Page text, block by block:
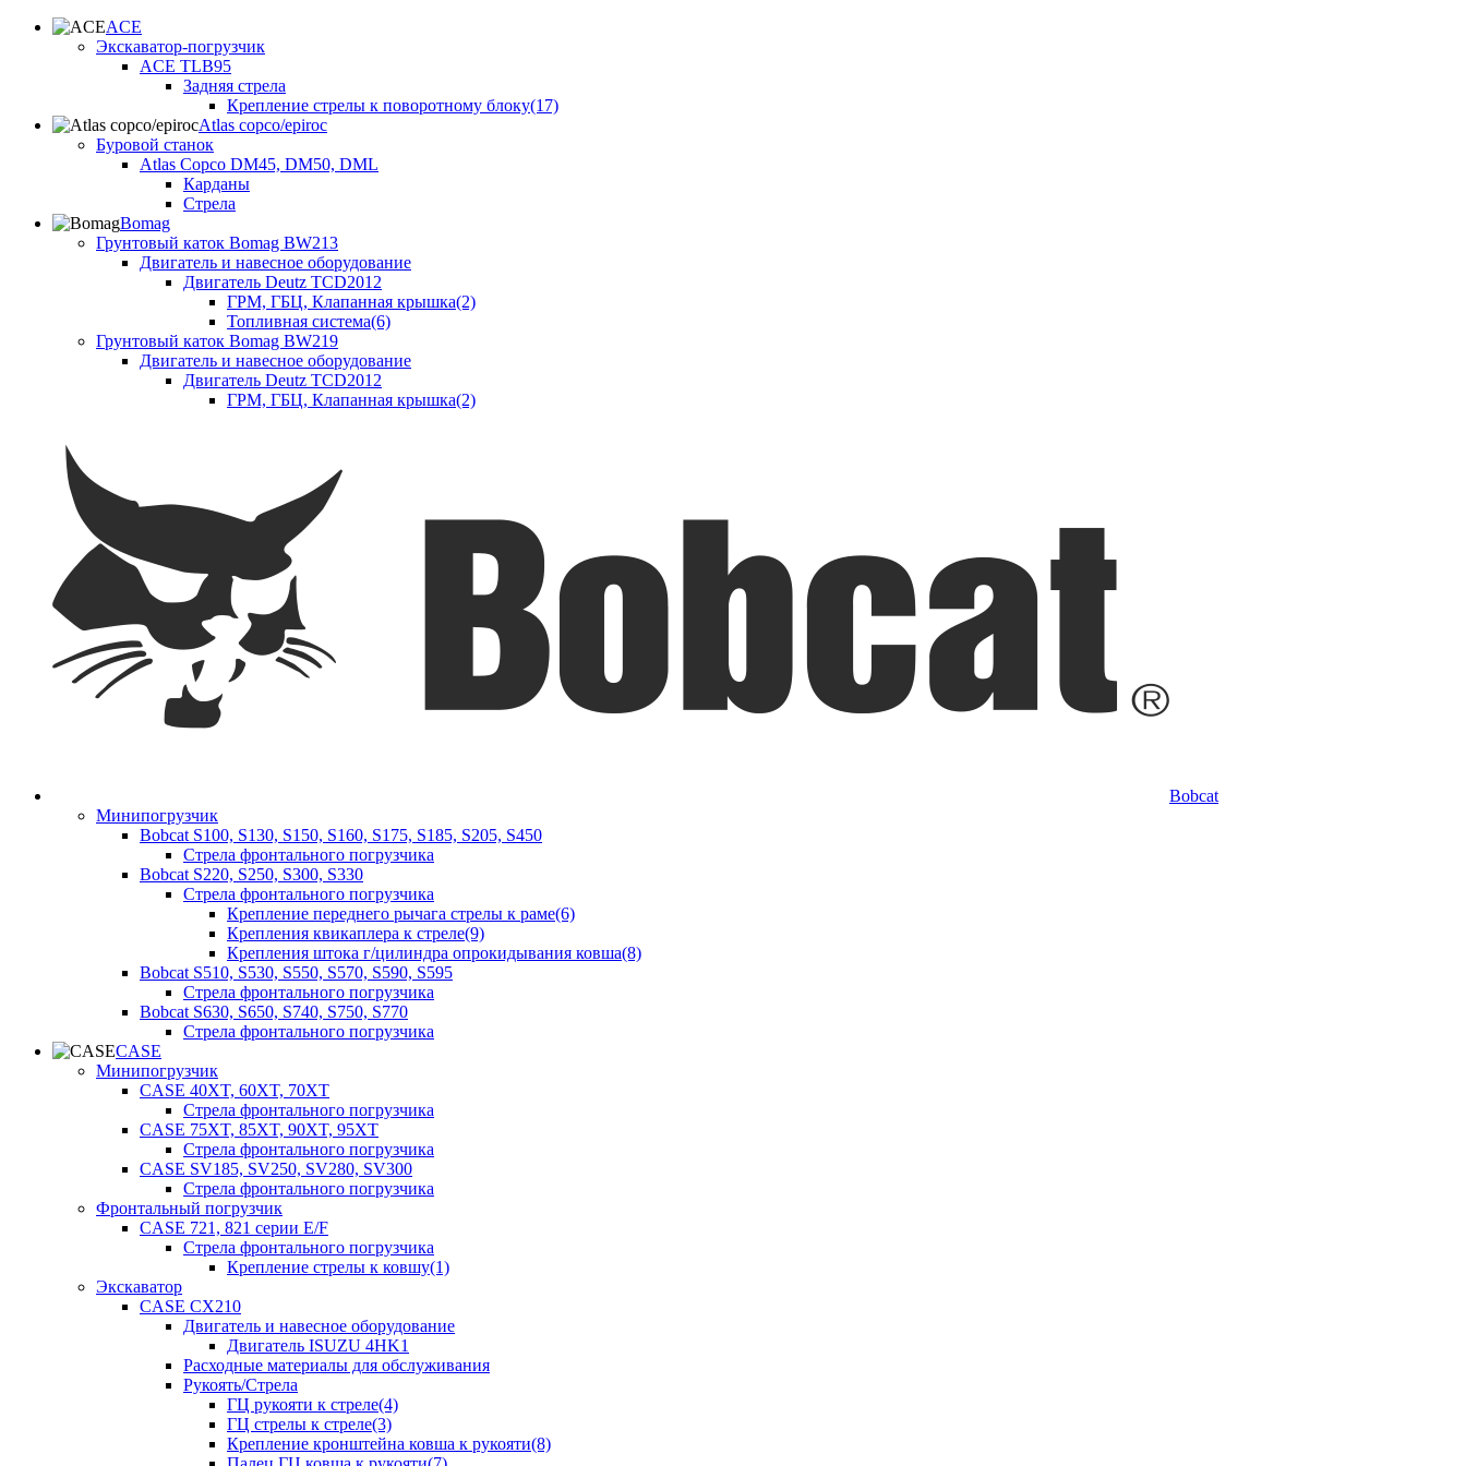
ACE
Экскаватор-погрузчик
ACE TLB95
Задняя стрела
Крепление стрелы к поворотному блоку(17)
Atlas copco/epiroc
Буровой станок
Atlas Copco DM45, DM50, DML
Карданы
Стрела
Bomag
Грунтовый каток Bomag BW213
Двигатель и навесное оборудование
Двигатель Deutz TCD2012
ГРМ, ГБЦ, Клапанная крышка(2)
Топливная система(6)
Грунтовый каток Bomag BW219
Двигатель и навесное оборудование
Двигатель Deutz TCD2012
ГРМ, ГБЦ, Клапанная крышка(2)
Bobcat
Минипогрузчик
Bobcat S100, S130, S150, S160, S175, S185, S205, S450
Стрела фронтального погрузчика
Bobcat S220, S250, S300, S330
Стрела фронтального погрузчика
Крепление переднего рычага стрелы к раме(6)
Крепления квикаплера к стреле(9)
Крепления штока г/цилиндра опрокидывания ковша(8)
Bobcat S510, S530, S550, S570, S590, S595
Стрела фронтального погрузчика
Bobcat S630, S650, S740, S750, S770
Стрела фронтального погрузчика
CASE
Минипогрузчик
CASE 40XT, 60XT, 70XT
Стрела фронтального погрузчика
CASE 75XT, 85XT, 90XT, 95XT
Стрела фронтального погрузчика
CASE SV185, SV250, SV280, SV300
Стрела фронтального погрузчика
Фронтальный погрузчик
CASE 721, 821 серии E/F
Стрела фронтального погрузчика
Крепление стрелы к ковшу(1)
Экскаватор
CASE CX210
Двигатель и навесное оборудование
Двигатель ISUZU 4HK1
Расходные материалы для обслуживания
Рукоять/Стрела
ГЦ рукояти к стреле(4)
ГЦ стрелы к стреле(3)
Крепление кронштейна ковша к рукояти(8)